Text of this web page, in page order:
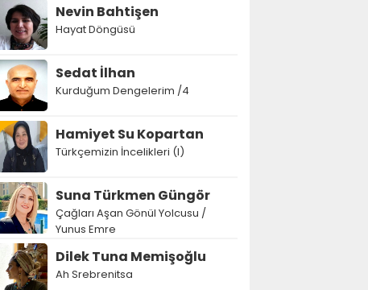
Nevin Bahtişen
Hayat Döngüsü
Sedat İlhan
Kurduğum Dengelerim /4
Hamiyet Su Kopartan
Türkçemizin İncelikleri (I)
Suna Türkmen Güngör
Çağları Aşan Gönül Yolcusu /
Yunus Emre
Dilek Tuna Memişoğlu
Ah Srebrenitsa